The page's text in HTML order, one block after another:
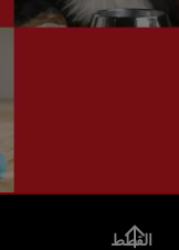
القطط